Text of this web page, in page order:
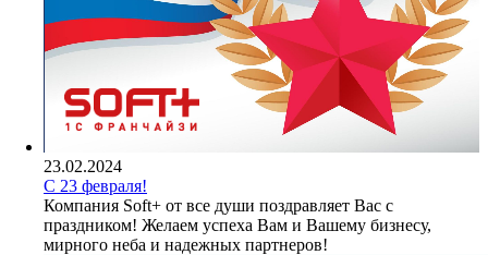
23.02.2024
С 23 февраля!
Компания Soft+ от все души поздравляет Вас с
праздником! Желаем успеха Вам и Вашему бизнесу,
мирного неба и надежных партнеров!